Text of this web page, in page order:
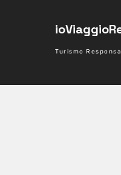
Turismo